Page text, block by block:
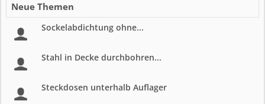
Neue Themen
Sockelabdichtung ohne...
Stahl in Decke durchbohren...
Steckdosen unterhalb Auflager